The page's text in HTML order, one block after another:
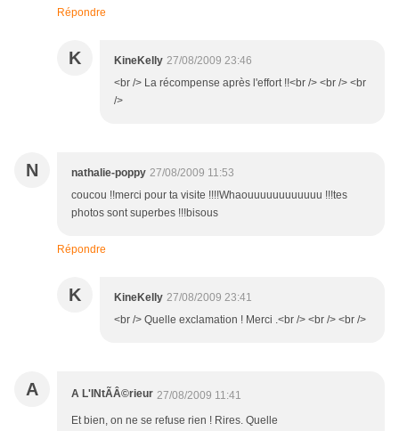
Répondre
K KineKelly 27/08/2009 23:46
<br /> La récompense après l'effort !!<br /> <br /> <br
/>
N nathalie-poppy 27/08/2009 11:53
coucou !!merci pour ta visite !!!!Whaouuuuuuuuuuuu !!!tes
photos sont superbes !!!bisous
Répondre
K KineKelly 27/08/2009 23:41
<br /> Quelle exclamation ! Merci .<br /> <br /> <br />
A A L'INtÃÂ©rieur 27/08/2009 11:41
Et bien, on ne se refuse rien ! Rires. Quelle